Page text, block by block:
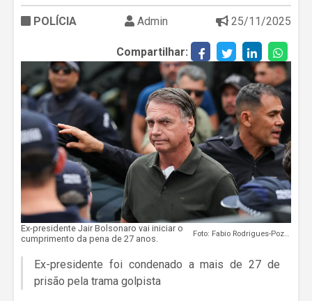
POLÍCIA Admin 25/11/2025
Compartilhar:
Ex-presidente Jair Bolsonaro vai iniciar o
cumprimento da pena de 27 anos.
Foto: Fabio Rodrigues-Pozzebom/ Agência Brasi
Ex-presidente foi condenado a mais de 27 de
prisão pela trama golpista